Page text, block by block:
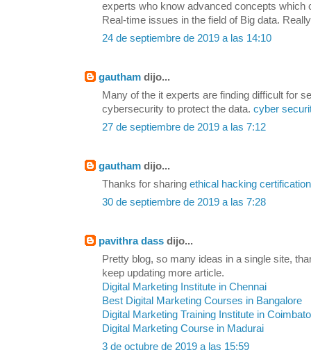
experts who know advanced concepts which
Real-time issues in the field of Big data.
24 de septiembre de 2019 a las 14:10
gautham dijo...
Many of the it experts are finding difficult for
cybersecurity to protect the data. cyber
27 de septiembre de 2019 a las 7:12
gautham dijo...
Thanks for sharing ethical hacking certification
30 de septiembre de 2019 a las 7:28
pavithra dass dijo...
Pretty blog, so many ideas in a single site,
keep updating more article.
Digital Marketing Institute in Chennai
Best Digital Marketing Courses in Bangalore
Digital Marketing Training Institute in
Digital Marketing Course in Madurai
3 de octubre de 2019 a las 15:59